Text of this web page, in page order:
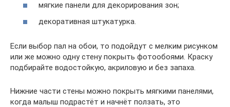
мягкие панели для декорирования зон;
декоративная штукатурка.
Если выбор пал на обои, то подойдут с мелким рисунком
или же можно одну стену покрыть фотообоями. Краску
подбирайте водостойкую, акриловую и без запаха.
Нижние части стены можно покрыть мягкими панелями,
когда малыш подрастёт и начнёт ползать, это